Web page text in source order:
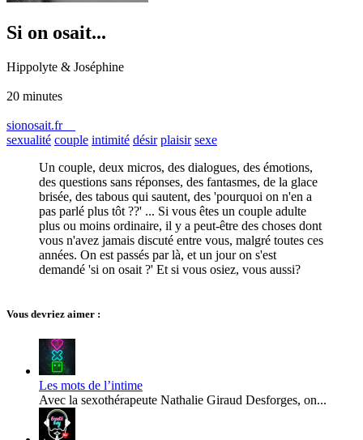
Si on osait...
Hippolyte & Joséphine
20 minutes
sionosait.fr
sexualité couple intimité désir plaisir sexe
Un couple, deux micros, des dialogues, des émotions,
des questions sans réponses, des fantasmes, de la glace
brisée, des tabous qui sautent, des 'pourquoi on n'en a
pas parlé plus tôt ??' ... Si vous êtes un couple adulte
plus ou moins ordinaire, il y a peut-être des choses dont
vous n'avez jamais discuté entre vous, malgré toutes ces
années. On est passés par là, et un jour on s'est
demandé 'si on osait ?' Et si vous osiez, vous aussi?
Vous devriez aimer :
Les mots de l’intime
Avec la sexothérapeute Nathalie Giraud Desforges, on...